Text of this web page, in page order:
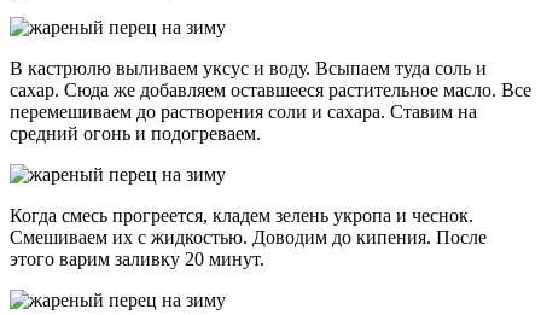
В кастрюлю выливаем уксус и воду. Всыпаем туда соль и
сахар. Сюда же добавляем оставшееся растительное масло. Все
перемешиваем до растворения соли и сахара. Ставим на
средний огонь и подогреваем.
Когда смесь прогреется, кладем зелень укропа и чеснок.
Смешиваем их с жидкостью. Доводим до кипения. После
этого варим заливку 20 минут.